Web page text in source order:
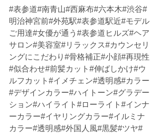
#表参道#南青山#西麻布#六本木#渋谷#
明治神宮前#外苑駅#表参道駅近#モデル
ご用達#女優が通う#表参道ヒルズ#ヘア
サロン#美容室#リラックス#カウンセリ
ングにこだわり#骨格補正#小顔#再現性
#似合わせ#前髪カット#伸ばしかけ#ウ
ルフカット#イメチェン#透明感#カラー
#デザインカラー#ハイトーン#グラデー
ション#ハイライト#ローライト#インナ
ーカラー#イヤリングカラー#イルミナ
カラー#透明感#外国人風#黒髪#ツヤ#